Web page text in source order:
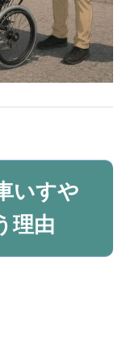
いすや
理由